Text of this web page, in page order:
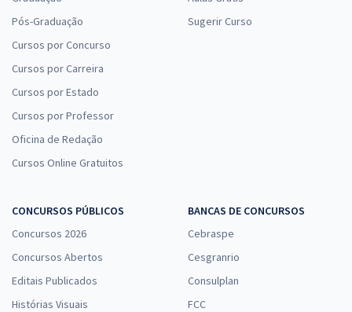
Pós-Graduação
Cursos por Concurso
Cursos por Carreira
Cursos por Estado
Cursos por Professor
Oficina de Redação
Cursos Online Gratuitos
Sugerir Curso
CONCURSOS PÚBLICOS
Concursos 2026
Concursos Abertos
Editais Publicados
Histórias Visuais
BANCAS DE CONCURSOS
Cebraspe
Cesgranrio
Consulplan
FCC